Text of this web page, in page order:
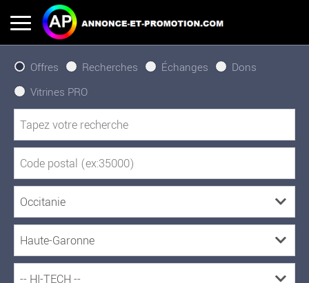
Offres Recherches Échanges
Dons
Vitrines PRO